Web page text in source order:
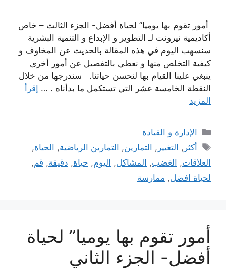
أمور تقوم بها يوميا” لحياة أفضل- الجزء الثالث – خاص
أكاديمية نيرونت لـ التطوير و الإبداع و التنمية البشرية
سنسهب اليوم في هذه المقالة بالحديث عن المخاوف و
كيفية التخلص منها و نعطي بالتفصيل عن أمور أخرى
ينبغي علينا القيام بها لنحسن حياتنا. سندرجها من خلال
النقطة الخامسة عشر التي تستكمل ما بدأناه . … إقرأ
المزيد
التصنيفات
الإدارة و القيادة
الوسوم
أكثر , التغيير , التمارين, التمارين الرياضية, الحياة,
العلاقات, الغضب, المشاكل, اليوم, حياة, دقيقة, قم,
لحياة افضل, ممارسة
أمور تقوم بها يوميا” لحياة
أفضل- الجزء الثاني